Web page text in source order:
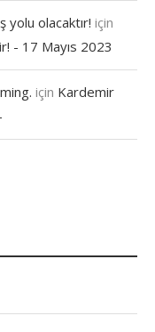
yolu olacaktır! için
- 17 Mayıs 2023
için Kardemir